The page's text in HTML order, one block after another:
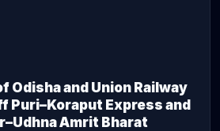
Odisha and Union Railway
Puri–Koraput Express and
Amrit Bharat